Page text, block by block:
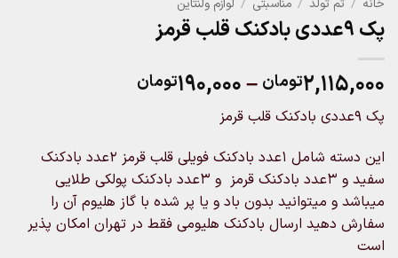
خانه / تم تولد / مناسبتی / لوازم ولنتاین
پک 9عددی بادکنک قلب قرمز
۲,۱۱۵,۰۰۰تومان –۱۹۰,۰۰۰تومان
through
۲,۱۱۵,۰۰۰تومان
پک 9عددی بادکنک قلب قرمز
این دسته شامل ۱عدد بادکنک فویلی قلب قرمز ۲عدد بادکنک
سفید و ۳عدد بادکنک قرمز و ۳عدد بادکنک پولکی طلایی
میباشد و میتوانید بدون باد و یا پر شده با گاز هلیوم آن را
سفارش دهید ارسال بادکنک هلیومی فقط در تهران امکان پذیر
است